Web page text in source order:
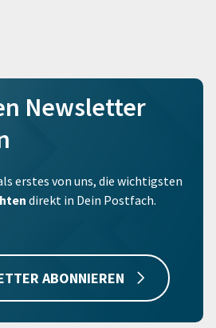
Newsletter
erstes von uns, die wichtigsten
direkt in Dein Postfach.
ABONNIEREN